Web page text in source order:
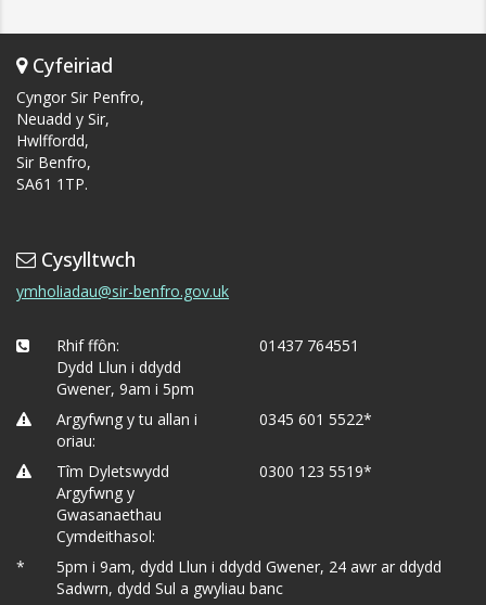
Cyfeiriad
Cyngor Sir Penfro,
Neuadd y Sir,
Hwlffordd,
Sir Benfro,
SA61 1TP.
Cysylltwch
ymholiadau@sir-benfro.gov.uk
Rhif ffôn:
Dydd Llun i ddydd
Gwener, 9am i 5pm
01437 764551
Argyfwng y tu allan i
oriau:
0345 601 5522*
Tîm Dyletswydd
Argyfwng y
Gwasanaethau
Cymdeithasol:
0300 123 5519*
*
5pm i 9am, dydd Llun i ddydd Gwener, 24 awr ar ddydd
Sadwrn, dydd Sul a gwyliau banc